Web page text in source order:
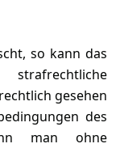
so kann das
gesehen
des
man ohne